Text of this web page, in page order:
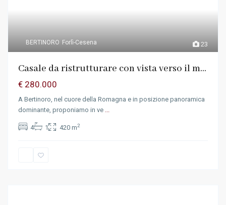
23
BERTINORO Forlì-Cesena
Casale da ristrutturare con vista verso il m...
€ 280.000
A Bertinoro, nel cuore della Romagna e in posizione panoramica
dominante, proponiamo in ve ...
4 1 420 m2